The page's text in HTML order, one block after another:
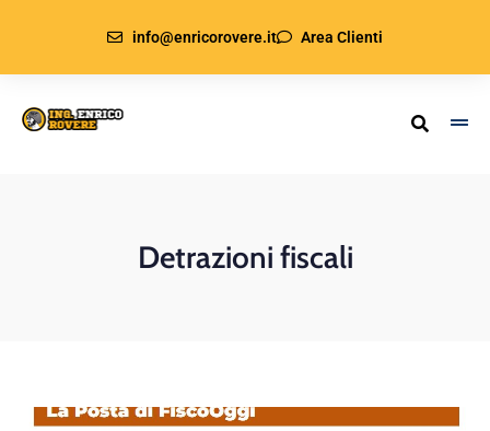
info@enricorovere.it Area Clienti
Detrazioni fiscali